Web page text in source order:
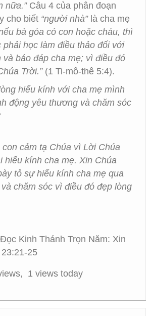
nữa.”Câu 4 của phân đoạn
cho biết “người nhà”là cha mẹ
bà góa có con hoặc cháu, thì
học làm điều thảo đối với
và báo đáp cha mẹ; vì điều đó
Trời.” (1 Ti-mô-thê 5:4).
hiếu kính với cha mẹ mình
động yêu thương và chăm sóc
cảm tạ Chúa vì Lời Chúa
hiếu kính cha mẹ. Xin Chúa
tỏ sự hiếu kính cha mẹ qua
chăm sóc vì điều đó đẹp lòng
Kinh Thánh Trọn Năm: Xin
25
1 views today